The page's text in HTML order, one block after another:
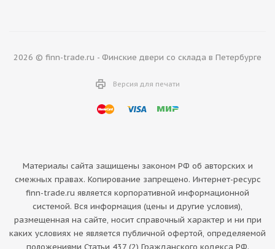
2026 © finn-trade.ru - Финские двери со склада в Петербурге
Версия для печати
Материалы сайта защищены законом РФ об авторских и
смежных правах. Копирование запрещено. Интернет-ресурс
finn-trade.ru является корпоративной информационной
системой. Вся информация (цены и другие условия),
размещенная на сайте, носит справочный характер и ни при
каких условиях не является публичной офертой, определяемой
положениями Статьи 437 (2) Гражданского кодекса РФ.